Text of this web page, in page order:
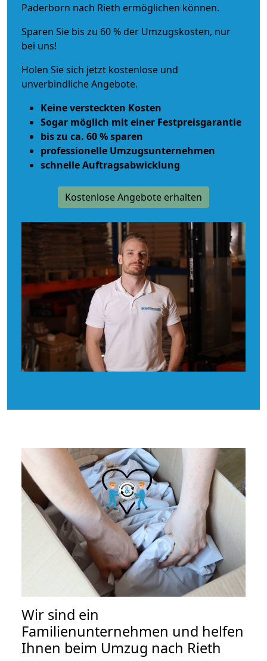
Paderborn nach Rieth ermöglichen können.
Sparen Sie bis zu 60 % der Umzugskosten, nur
bei uns!
Holen Sie sich jetzt kostenlose und
unverbindliche Angebote.
Keine versteckten Kosten
Sogar möglich mit einer Festpreisgarantie
bis zu ca. 60 % sparen
professionelle Umzugsunternehmen
schnelle Auftragsabwicklung
Kostenlose Angebote erhalten
Wir sind ein
Familienunternehmen und helfen
Ihnen beim Umzug nach Rieth